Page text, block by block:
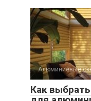
Алюминиевые
Как